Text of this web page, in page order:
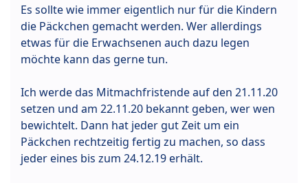
Es sollte wie immer eigentlich nur für die Kindern
die Päckchen gemacht werden. Wer allerdings
etwas für die Erwachsenen auch dazu legen
möchte kann das gerne tun.
Ich werde das Mitmachfristende auf den 21.11.20
setzen und am 22.11.20 bekannt geben, wer wen
bewichtelt. Dann hat jeder gut Zeit um ein
Päckchen rechtzeitig fertig zu machen, so dass
jeder eines bis zum 24.12.19 erhält.